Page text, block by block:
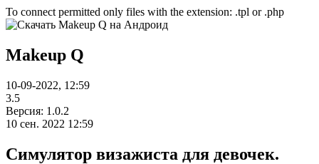
To connect permitted only files with the extension: .tpl or .php
Makeup Q
10-09-2022, 12:59
3.5
Версия: 1.0.2
10 сен. 2022 12:59
Симулятор визажиста для девочек.